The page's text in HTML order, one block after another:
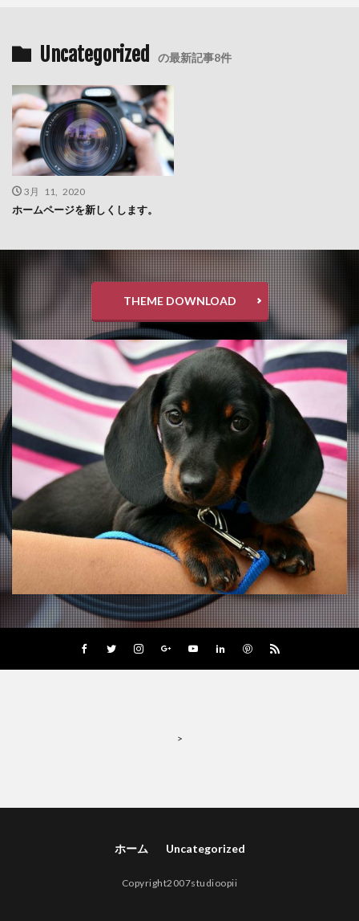
Uncategorized の最新記事8件
3月 11, 2020
ホームページを新しくします。
THEME DOWNLOAD
>
ホーム Uncategorized
Copyright2007studioopii